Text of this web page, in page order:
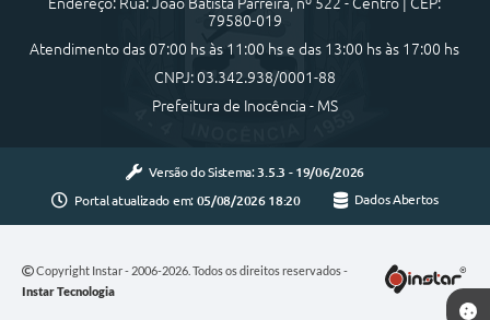
79580-019
Atendimento das 07:00 hs às 11:00 hs e das 13:00 hs às 17:00 hs
CNPJ: 03.342.938/0001-88
Prefeitura de Inocência - MS
Versão do Sistema: 3.5.3 - 19/06/2026
Portal atualizado em: 05/08/2026 18:20 Dados Abertos
Copyright Instar - 2006-2026. Todos os direitos reservados -
Instar Tecnologia